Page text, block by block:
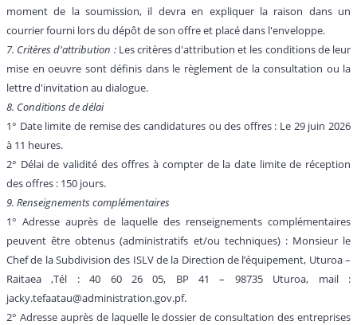
moment de la soumission, il devra en expliquer la raison dans un
courrier fourni lors du dépôt de son offre et placé dans l'enveloppe.
7. Critères d'attribution :Les critères d'attribution et les conditions de leur
mise en oeuvre sont définis dans le règlement de la consultation ou la
lettre d'invitation au dialogue.
8. Conditions de délai
1° Date limite de remise des candidatures ou des offres : Le 29 juin 2026
à 11 heures.
2° Délai de validité des offres à compter de la date limite de réception
des offres : 150 jours.
9. Renseignements complémentaires
1° Adresse auprès de laquelle des renseignements complémentaires
peuvent être obtenus (administratifs et/ou techniques) : Monsieur le
Chef de la Subdivision des ISLV de la Direction de l’équipement, Uturoa –
Raitaea ,Tél : 40 60 26 05, BP 41 – 98735 Uturoa, mail :
jacky.tefaatau@administration.gov.pf.
2° Adresse auprès de laquelle le dossier de consultation des entreprises